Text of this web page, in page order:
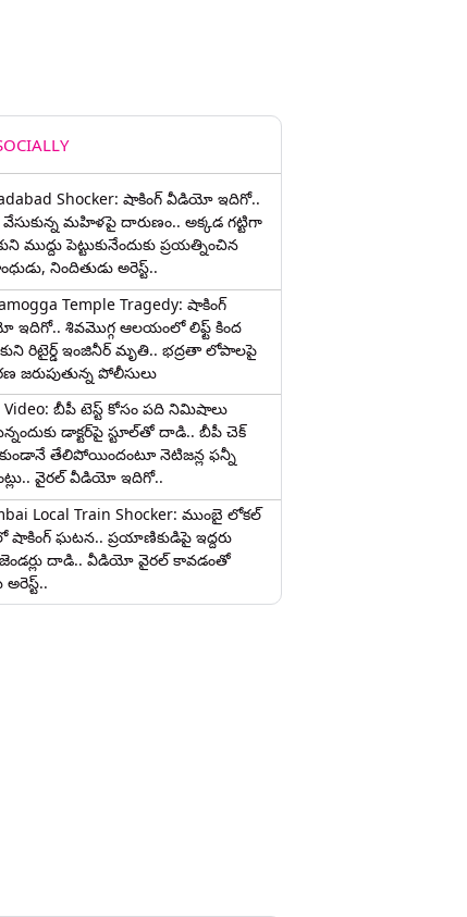
Shocker: షాకింగ్ వీడియో ఇదిగో..
వేసుకున్న మహిళపై దారుణం.. అక్కడ గట్టిగా
ముద్దు పెట్టుకునేందుకు ప్రయత్నించిన
నిందితుడు అరెస్ట్..
Temple Tragedy: షాకింగ్
ఇదిగో.. శివమొగ్గ ఆలయంలో లిఫ్ట్ కింద
రిటైర్డ్ ఇంజినీర్ మృతి.. భద్రతా లోపాలపై
జరుపుతున్న పోలీసులు
Video: బీపీ టెస్ట్‌ కోసం పది నిమిషాలు
డాక్టర్‌పై స్టూల్‌తో దాడి.. బీపీ చెక్
తేలిపోయిందంటూ నెటిజన్ల ఫన్నీ
వైరల్ వీడియో ఇదిగో..
Local Train Shocker: ముంబై లోకల్
షాకింగ్ ఘటన.. ప్రయాణికుడిపై ఇద్దరు
దాడి.. వీడియో వైరల్ కావడంతో
అరెస్ట్..